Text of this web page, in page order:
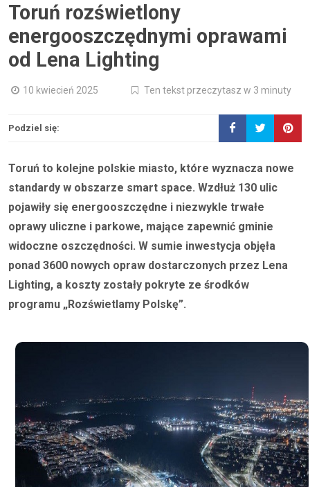
Toruń rozświetlony
energooszczędnymi oprawami
od Lena Lighting
10 kwiecień 2025 Ten tekst przeczytasz w 3 minuty
Podziel się:
Toruń to kolejne polskie miasto, które wyznacza nowe
standardy w obszarze smart space. Wzdłuż 130 ulic
pojawiły się energooszczędne i niezwykle trwałe
oprawy uliczne i parkowe, mające zapewnić gminie
widoczne oszczędności. W sumie inwestycja objęła
ponad 3600 nowych opraw dostarczonych przez Lena
Lighting, a koszty zostały pokryte ze środków
programu „Rozświetlamy Polskę”.